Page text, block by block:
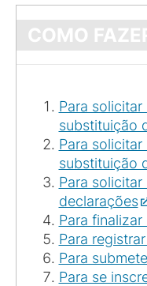
COMO
Para
substituição
Para
substituição
Para
declarações
Para
Para
Para
Para se